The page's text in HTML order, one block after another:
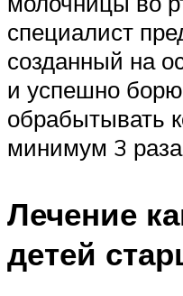
специалист
созданный на
и успешно
обрабытывать
минимум 3
Лечение
детей